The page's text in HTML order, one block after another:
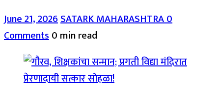
June 21, 2026SATARK MAHARASHTRA0
Comments0 min read